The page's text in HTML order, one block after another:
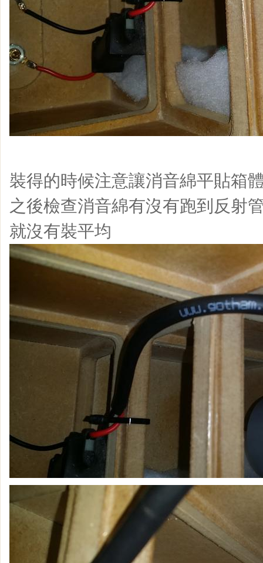
裝得的時候注意讓消音綿平貼箱
之後檢查消音綿有沒有跑到反射
就沒有裝平均